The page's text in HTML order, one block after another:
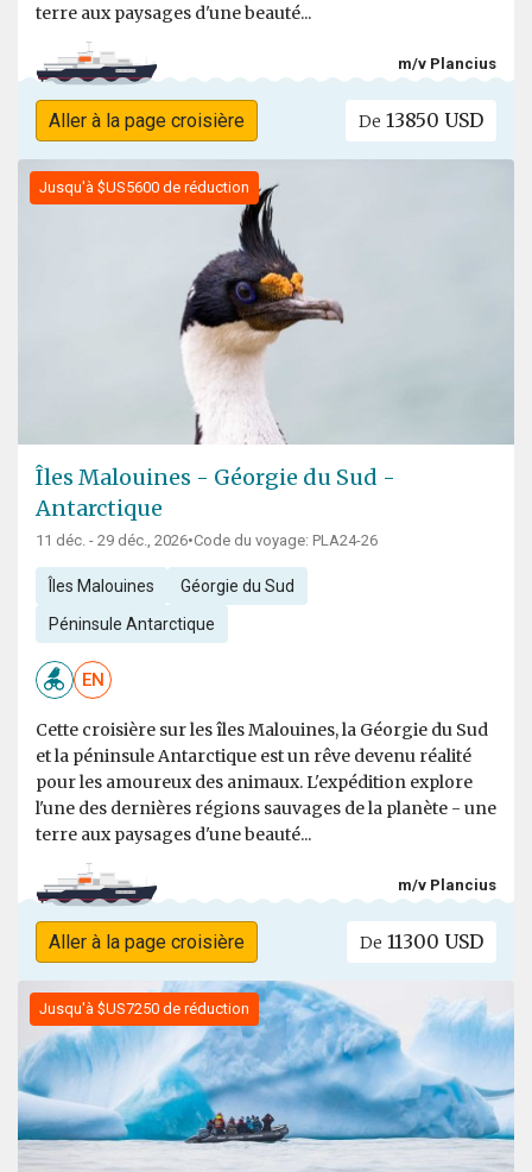
terre aux paysages d'une beauté...
m/v Plancius
Aller à la page croisière De 13850 USD
Jusqu'à $US5600 de réduction
Îles Malouines - Géorgie du Sud -
Antarctique
11 déc. - 29 déc., 2026•Code du voyage: PLA24-26
Îles Malouines Géorgie du Sud
Péninsule Antarctique
EN
Cette croisière sur les îles Malouines, la Géorgie du Sud
et la péninsule Antarctique est un rêve devenu réalité
pour les amoureux des animaux. L'expédition explore
l'une des dernières régions sauvages de la planète - une
terre aux paysages d'une beauté...
m/v Plancius
Aller à la page croisière De 11300 USD
Jusqu'à $US7250 de réduction